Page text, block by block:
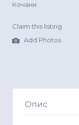
Кочани
Claim this listing
Add Photos
Опис